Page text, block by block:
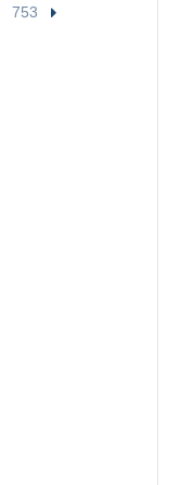
753